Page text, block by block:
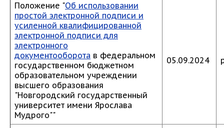
Положение "Об использовании
простой электронной подписи и
усиленной квалифицированной
электронной подписи для
электронного
документооборота в федеральном
государственном бюджетном
образовательном учреждении
высшего образования
"Новгородский государственный
университет имени Ярослава
Мудрого""
05.09.2024